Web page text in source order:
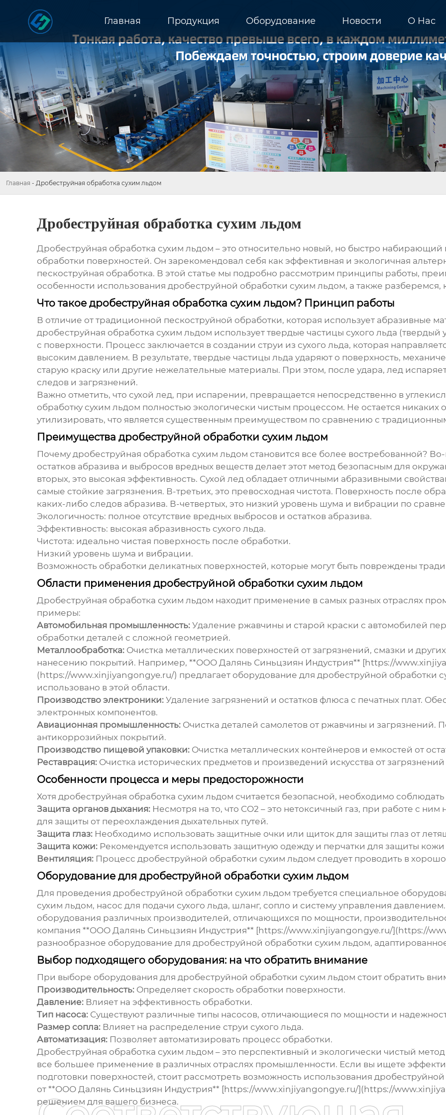
Главная Продукция Оборудование Новости О Hас
Главная - Дробеструйная обработка сухим льдом
Дробеструйная обработка сухим льдом
Дробеструйная обработка сухим льдом – это относительно новый, но быстро набирающий
обработки поверхностей. Он зарекомендовал себя как эффективная и экологичная
пескоструйная обработка. В этой статье мы подробно рассмотрим принципы работы,
особенности использования дробеструйной обработки сухим льдом, а также разберемся,
Что такое дробеструйная обработка сухим льдом? Принцип работы
В отличие от традиционной пескоструйной обработки, которая использует абразивные
дробеструйная обработка сухим льдом использует твердые частицы сухого льда
с поверхности. Процесс заключается в создании струи из сухого льда, которая
высоким давлением. В результате, твердые частицы льда ударяют о поверхность,
старую краску или другие нежелательные материалы. При этом, после удара, лед
следов и загрязнений.
Важно отметить, что сухой лед, при испарении, превращается непосредственно в
обработку сухим льдом полностью экологически чистым процессом. Не остается никаких
утилизировать, что является существенным преимуществом по сравнению с
Преимущества дробеструйной обработки сухим льдом
Почему дробеструйная обработка сухим льдом становится все более востребованной?
остатков абразива и выбросов вредных веществ делает этот метод безопасным для
вторых, это высокая эффективность. Сухой лед обладает отличными абразивными
самые стойкие загрязнения. В-третьих, это превосходная чистота. Поверхность после
каких-либо следов абразива. В-четвертых, это низкий уровень шума и вибрации по
Экологичность: полное отсутствие вредных выбросов и остатков абразива.
Эффективность: высокая абразивность сухого льда.
Чистота: идеально чистая поверхность после обработки.
Низкий уровень шума и вибрации.
Возможность обработки деликатных поверхностей, которые могут быть повреждены
Области применения дробеструйной обработки сухим льдом
Дробеструйная обработка сухим льдом находит применение в самых разных отраслях
примеры:
Автомобильная промышленность:Удаление ржавчины и старой краски с автомобилей
обработки деталей с сложной геометрией.
Металлообработка:Очистка металлических поверхностей от загрязнений, смазки и
нанесению покрытий. Например, **ООО Далянь Синьцзиян Индустрия** [https://
(https://www.xinjiyangongye.ru/) предлагает оборудование для дробеструйной обработки
использовано в этой области.
Производство электроники:Удаление загрязнений и остатков флюса с печатных плат.
электронных компонентов.
Авиационная промышленность:Очистка деталей самолетов от ржавчины и загрязнений.
антикоррозийных покрытий.
Производство пищевой упаковки:Очистка металлических контейнеров и емкостей от
Реставрация:Очистка исторических предметов и произведений искусства от
Особенности процесса и меры предосторожности
Хотя дробеструйная обработка сухим льдом считается безопасной, необходимо
Защита органов дыхания:Несмотря на то, что CO2 – это нетоксичный газ, при работе с
для защиты от переохлаждения дыхательных путей.
Защита глаз:Необходимо использовать защитные очки или щиток для защиты глаз от
Защита кожи:Рекомендуется использовать защитную одежду и перчатки для защиты кожи
Вентиляция:Процесс дробеструйной обработки сухим льдом следует проводить в
Оборудование для дробеструйной обработки сухим льдом
Для проведения дробеструйной обработки сухим льдом требуется специальное
сухим льдом, насос для подачи сухого льда, шланг, сопло и систему управления
оборудования различных производителей, отличающихся по мощности,
компания **ООО Далянь Синьцзиян Индустрия** [https://www.xinjiyangongye.ru/](https://
разнообразное оборудование для дробеструйной обработки сухим льдом,
Выбор подходящего оборудования: на что обратить внимание
При выборе оборудования для дробеструйной обработки сухим льдом стоит обратить
Производительность:Определяет скорость обработки поверхности.
Давление:Влияет на эффективность обработки.
Тип насоса:Существуют различные типы насосов, отличающиеся по мощности и
Размер сопла:Влияет на распределение струи сухого льда.
Автоматизация:Позволяет автоматизировать процесс обработки.
Дробеструйная обработка сухим льдом – это перспективный и экологически чистый
все большее применение в различных отраслях промышленности. Если вы ищете
подготовки поверхностей, стоит рассмотреть возможность использования
от **ООО Далянь Синьцзиян Индустрия** [https://www.xinjiyangongye.ru/](https://
решением для вашего бизнеса.